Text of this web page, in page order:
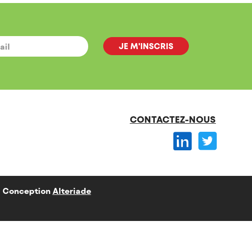
CONTACTEZ-NOUS
Conception Alteriade